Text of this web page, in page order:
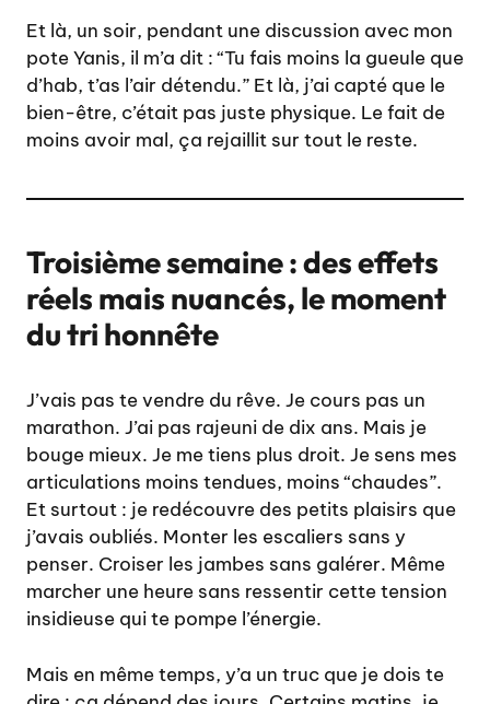
Et là, un soir, pendant une discussion avec mon
pote Yanis, il m’a dit : “Tu fais moins la gueule que
d’hab, t’as l’air détendu.” Et là, j’ai capté que le
bien-être, c’était pas juste physique. Le fait de
moins avoir mal, ça rejaillit sur tout le reste.
Troisième semaine : des effets
réels mais nuancés, le moment
du tri honnête
J’vais pas te vendre du rêve. Je cours pas un
marathon. J’ai pas rajeuni de dix ans. Mais je
bouge mieux. Je me tiens plus droit. Je sens mes
articulations moins tendues, moins “chaudes”.
Et surtout : je redécouvre des petits plaisirs que
j’avais oubliés. Monter les escaliers sans y
penser. Croiser les jambes sans galérer. Même
marcher une heure sans ressentir cette tension
insidieuse qui te pompe l’énergie.
Mais en même temps, y’a un truc que je dois te